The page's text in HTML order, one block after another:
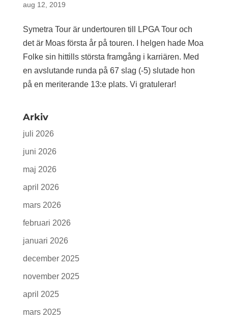
aug 12, 2019
Symetra Tour är undertouren till LPGA Tour och
det är Moas första år på touren. I helgen hade Moa
Folke sin hittills största framgång i karriären. Med
en avslutande runda på 67 slag (-5) slutade hon
på en meriterande 13:e plats. Vi gratulerar!
Arkiv
juli 2026
juni 2026
maj 2026
april 2026
mars 2026
februari 2026
januari 2026
december 2025
november 2025
april 2025
mars 2025